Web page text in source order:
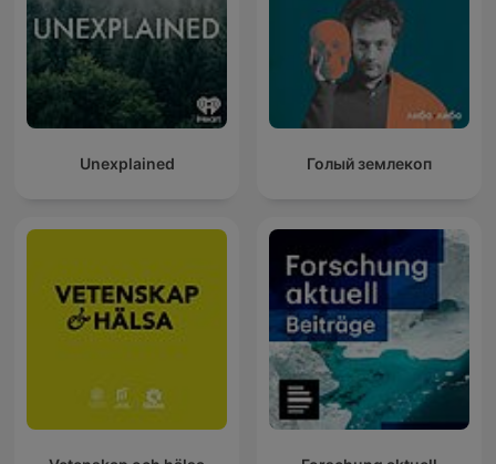
Unexplained Голый землекоп